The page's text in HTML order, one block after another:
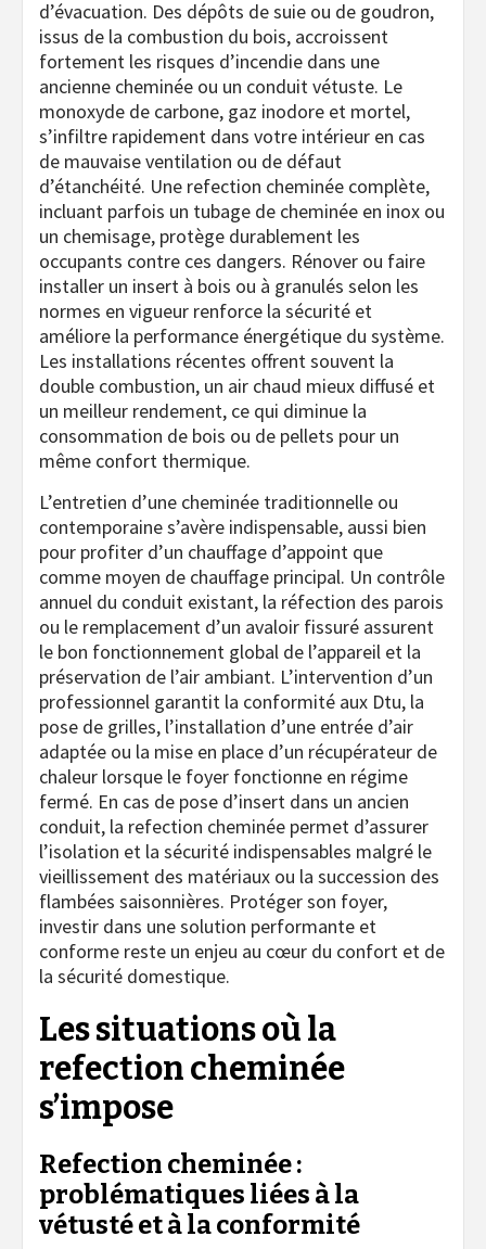
d’évacuation. Des dépôts de suie ou de goudron,
issus de la combustion du bois, accroissent
fortement les risques d’incendie dans une
ancienne cheminée ou un conduit vétuste. Le
monoxyde de carbone, gaz inodore et mortel,
s’infiltre rapidement dans votre intérieur en cas
de mauvaise ventilation ou de défaut
d’étanchéité. Une refection cheminée complète,
incluant parfois un tubage de cheminée en inox ou
un chemisage, protège durablement les
occupants contre ces dangers. Rénover ou faire
installer un insert à bois ou à granulés selon les
normes en vigueur renforce la sécurité et
améliore la performance énergétique du système.
Les installations récentes offrent souvent la
double combustion, un air chaud mieux diffusé et
un meilleur rendement, ce qui diminue la
consommation de bois ou de pellets pour un
même confort thermique.
L’entretien d’une cheminée traditionnelle ou
contemporaine s’avère indispensable, aussi bien
pour profiter d’un chauffage d’appoint que
comme moyen de chauffage principal. Un contrôle
annuel du conduit existant, la réfection des parois
ou le remplacement d’un avaloir fissuré assurent
le bon fonctionnement global de l’appareil et la
préservation de l’air ambiant. L’intervention d’un
professionnel garantit la conformité aux Dtu, la
pose de grilles, l’installation d’une entrée d’air
adaptée ou la mise en place d’un récupérateur de
chaleur lorsque le foyer fonctionne en régime
fermé. En cas de pose d’insert dans un ancien
conduit, la refection cheminée permet d’assurer
l’isolation et la sécurité indispensables malgré le
vieillissement des matériaux ou la succession des
flambées saisonnières. Protéger son foyer,
investir dans une solution performante et
conforme reste un enjeu au cœur du confort et de
la sécurité domestique.
Les situations où la
refection cheminée
s’impose
Refection cheminée :
problématiques liées à la
vétusté et à la conformité